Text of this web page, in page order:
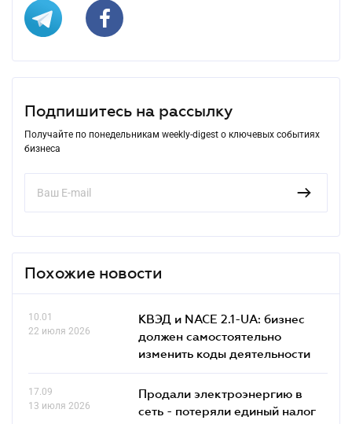
Подпишитесь на рассылку
Получайте по понедельникам weekly-digest о ключевых событиях
бизнеса
Похожие новости
10.01
22 июля 2026
КВЭД и NACE 2.1-UA: бизнес
должен самостоятельно
изменить коды деятельности
17.09
13 июля 2026
Продали электроэнергию в
сеть - потеряли единый налог